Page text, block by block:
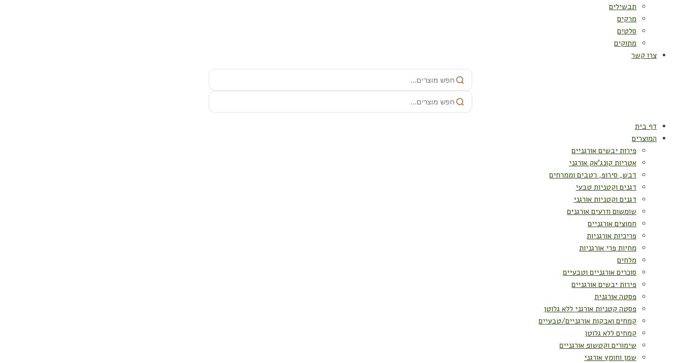
תבשילים
מרקים
סלטים
מתוקים
צרו קשר
דף בית
המוצרים
פירות יבשים אורגניים
אטריות קונג'אק אורגני
דבש, סירופ, רטבים וממרחים
דגנים וקטניות טבעי
דגנים וקטניות אורגני
שומשום וזרעים אורגנים
חמוצים אורגניים
פריכיות אורגניות
מחיות פרי אורגניות
מלחים
סוכרים אורגניים וטבעיים
פירות יבשים אורגניים
פסטה אורגנית
פסטה קטניות אורגני ללא גלוטן
קמחים ואבקות אורגניים/טבעיים
קמחים ללא גלוטן
שימורים וקטשופ אורגניים
שמן וחומץ אורגני